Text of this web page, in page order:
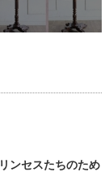
ンセスたちのため